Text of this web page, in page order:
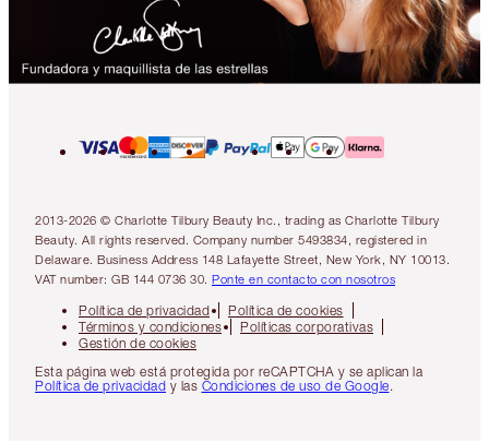
2013-2026 © Charlotte Tilbury Beauty Inc., trading as Charlotte Tilbury
Beauty. All rights reserved. Company number 5493834, registered in
Delaware. Business Address 148 Lafayette Street, New York, NY 10013.
VAT number: GB 144 0736 30. Ponte en contacto con nosotros
Política de privacidad
Política de cookies
Términos y condiciones
Políticas corporativas
Gestión de cookies
Esta página web está protegida por reCAPTCHA y se aplican la
Política de privacidad y las Condiciones de uso de Google.